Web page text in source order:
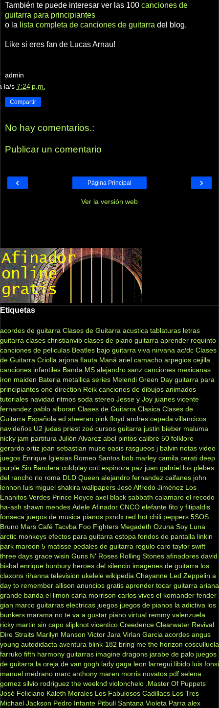
También te puede interesar ver las 100 canciones de
guitarra para principiantes
o la lista completa de canciones de guitarra del blog.
Like si eres fan de Lucas Arnau!
admin
la/s 7:24 p.m.
Compartir
No hay comentarios.:
Publicar un comentario
‹ ›
Página Principal
Ver la versión web
Etiquetas
acordes de guitarra Clases de Guitarra acustica tablaturas letras
guitarra clases christianvib clases de piano guitarra aprender requinto
canciones de peliculas Beatles bajo guitarra viva nirvana ac/dc Clases
de Guitarra Criolla arjona flauta Maná ariel camacho arpegios cejilla
canciones infantiles Banda MS alejandro sanz canciones mexicanas
iron maiden Bateria metallica series Melendi Green Day guitarra para
principiantes one direction Reik canciones de dibujos animados
tutoriales navidad ritmos soda stereo Jesse y Joy juanes vicente
fernandez pablo alboran Clases de Guitarra Clasica Clases de
Guitarra Española ed sheeran pink floyd andres cepeda villancicos
navideños U2 judas priest zoé cursos guitarra justin bieber maluma
nicky jam partitura Julión Alvarez abel pintos calibre 50 folklore
gerardo ortiz joan sebastian muse oasis rasgueos j balvin notas video
juegos Enrique Iglesias Romeo Santos bob marley camila cerati deep
purple Sin Bandera coldplay coti espinoza paz juan gabriel los plebes
del rancho rio roma DLD Queen alejandro fernandez caifanes john
lennon luis miguel shakira wallpapers José Alfredo Jiménez Los
Enanitos Verdes Prince Royce axel black sabbath calamaro el recodo
ha-ash shawn mendes Adele Afinador CNCO elefante fito y fitipaldis
fonseca juegos de musica pianos pxndx red hot chili peppers 5SOS
Bruno Mars Café Tacvba Foo Fighters Megadeth Ozuna Soy Luna
arctic monkeys efectos para guitarra estopa fondos de pantalla linkin
park maroon 5 matisse pedales de guitarra regulo caro taylor swift
three days grace wisin Guns N' Roses Rolling Stones afinadores david
bisbal enrique bunbury heroes del silencio imagenes de guitarra los
claxons rihanna television ukelele wikipedia Chayanne Led Zeppelin a
day to remember allison anuncios gratis aprender tocar guitarra ariana
grande banda el limon carla morrison carlos vives el komander fender
gian marco guitarras electricas juegos juegos de pianos la adictiva los
bunkers marama no te va a gustar piano virtual remmy valenzuela
ricky martin sin capo slipknot vicentico Creedence Clearwater Revival
Dire Straits Marilyn Manson Victor Jara Virlan Garcia acordes angus
young autodidacta aventura blink-182 bring me the horizon cosculluela
farruko fifth harmony guitarras imagine dragons jarabe de palo juegos
de guitarra la oreja de van gogh lady gaga leon larregui libido luis fonsi
manuel medrano marc anthony maren morris novatos pdf selena
gomez silvio rodriguez the weeknd violonchelo .Master Of Puppets
José Feliciano Kaleth Morales Los Fabulosos Cadillacs Los Tres
Michael Jackson Pedro Infante Pitbull Santana Violeta Parra alex